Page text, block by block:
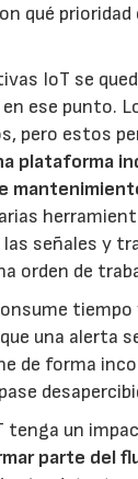
qué prioridad
IoT se
ese punto.
pero estos
plataforma
señales y
orden de
una alerta
de forma
tenga un
parte del